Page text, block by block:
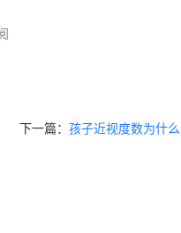
下一篇：孩子近视度数为什么